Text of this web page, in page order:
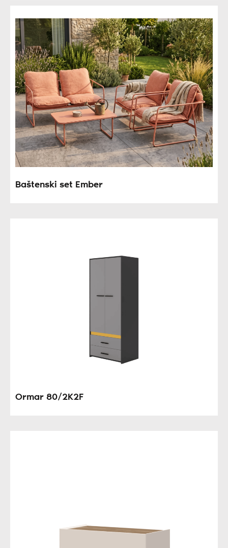
Baštenski set Ember
Ormar 80/2K2F